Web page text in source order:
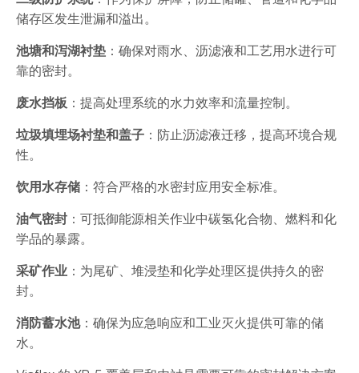
储存区发生泄漏和溢出。
池塘和泻湖衬垫 ：确保对雨水、沥滤液和工艺用水进行可
靠的密封。
废水挡板 ：提高处理系统的水力效率和流量控制。
垃圾填埋场衬垫和盖子 ：防止沥滤液迁移，提高环境合规
性。
饮用水存储 ：符合严格的水密封应用安全标准。
油气密封 ：可抵御能源相关作业中碳氢化合物、燃料和化
学品的暴露。
采矿作业 ：为尾矿、堆浸垫和化学处理区提供持久的密
封。
消防蓄水池：确保为应急响应和工业灭火提供可靠的储
水。